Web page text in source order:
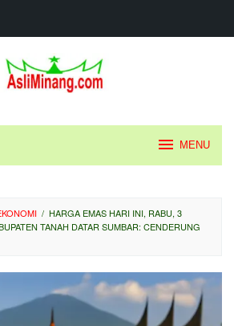
MENU
/ HARGA EMAS HARI INI, RABU, 3
TANAH DATAR SUMBAR: CENDERUNG